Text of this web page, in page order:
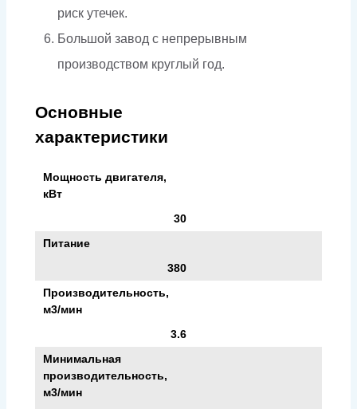
риск утечек.
Большой завод с непрерывным
производством круглый год.
Основные
характеристики
Мощность двигателя,
кВт
30
Питание
380
Производительность,
м3/мин
3.6
Минимальная
производительность,
м3/мин